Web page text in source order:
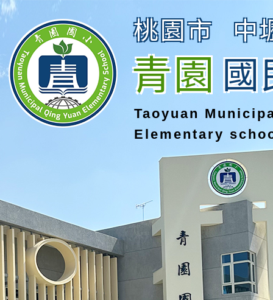
桃園市 中
青園國
Taoyuan
Elementary